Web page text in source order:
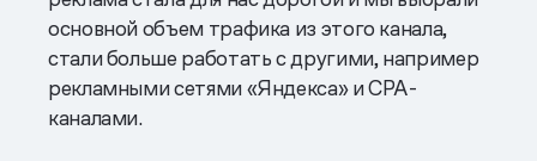
основной объем трафика из этого канала,
стали больше работать с другими, например
рекламными сетями «Яндекса» и CPA-
каналами.